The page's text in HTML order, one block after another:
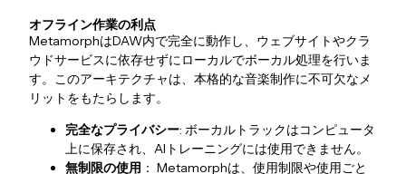
オフライン作業の利点
MetamorphはDAW内で完全に動作し、ウェブサイトやクラ
ウドサービスに依存せずにローカルでボーカル処理を行いま
す。このアーキテクチャは、本格的な音楽制作に不可欠なメ
リットをもたらします。
完全なプライバシー: ボーカルトラックはコンピュータ
上に保存され、AIトレーニングには使用できません。
無制限の使用 ： Metamorphは、使用制限や使用ごと